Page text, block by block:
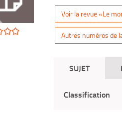
Voir la revue «Le
Autres numéros de
SUJET
Classification